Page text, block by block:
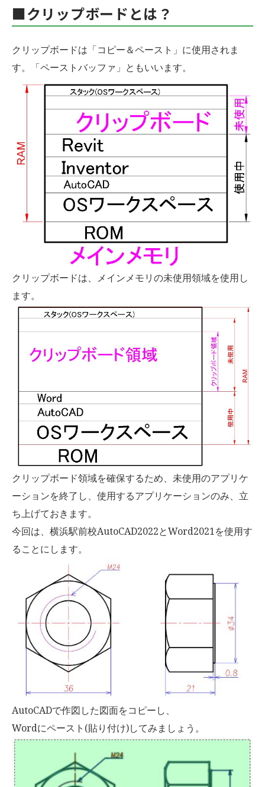
■クリップボードとは？
クリップボードは「コピー＆ペースト」に使用されま
す。「ペーストバッファ」ともいいます。
クリップボードは、メインメモリの未使用領域を使用し
ます。
クリップボード領域を確保するため、未使用のアプリケ
ーションを終了し、使用するアプリケーションのみ、立
ち上げておきます。
今回は、横浜駅前校AutoCAD2022とWord2021を使用す
ることにします。
AutoCADで作図した図面をコピーし、
Wordにペースト(貼り付け)してみましょう。